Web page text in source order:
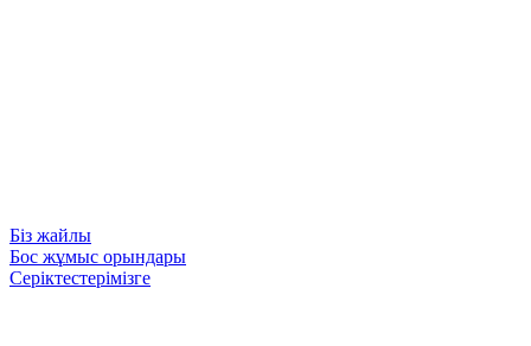
Біз жайлы
Бос жұмыс орындары
Серіктестерімізге